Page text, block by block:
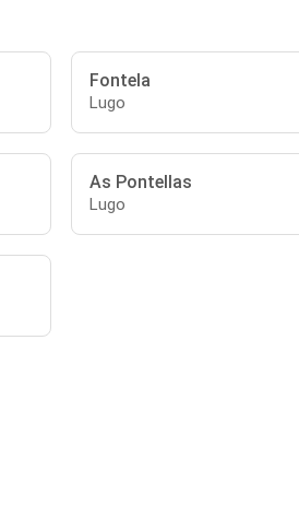
Fontela
Lugo
As Pontellas
Lugo